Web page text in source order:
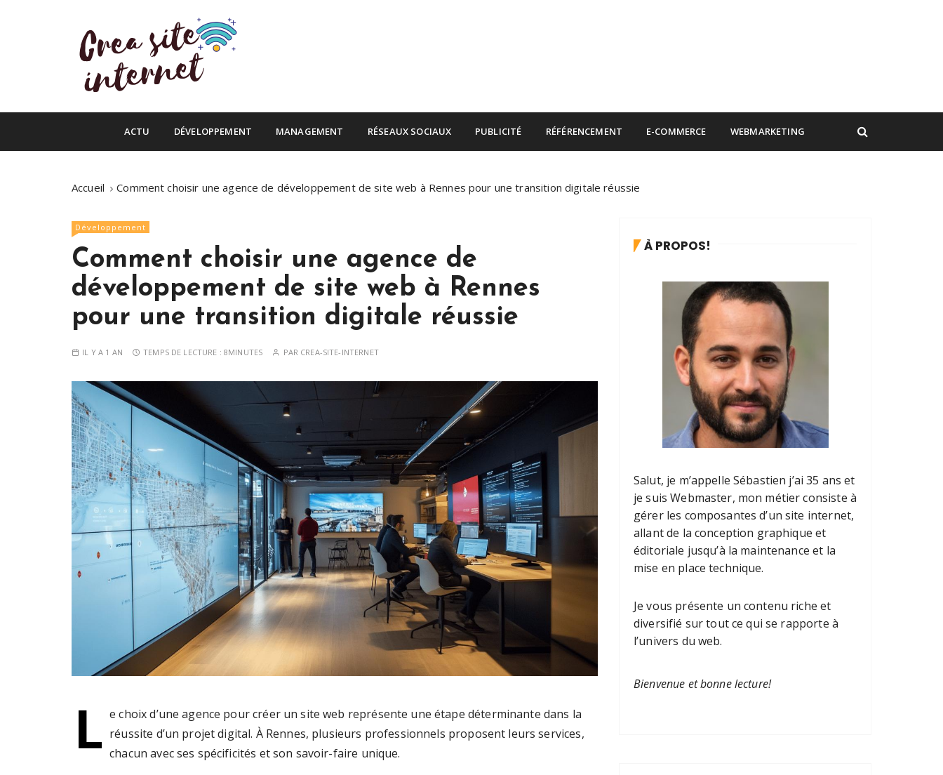
c
n
Crea site internet
Infos du web
ACTU DÉVELOPPEMENT MANAGEMENT RÉSEAUX SOCIAUX PUBLICITÉ RÉFÉRENCEMENT E-COMMERCE WEBMARKETING
Accueil Comment choisir une agence de développement de site web à Rennes pour une transition digitale réussie
Développement
Comment choisir une agence de
développement de site web à Rennes
pour une transition digitale réussie
IL Y A 1 AN TEMPS DE LECTURE : 8MINUTES PAR CREA-SITE-INTERNET
L e choix d’une agence pour créer un site web représente une étape déterminante dans la
réussite d’un projet digital. À Rennes, plusieurs professionnels proposent leurs services,
chacun avec ses spécificités et son savoir-faire unique.
À PROPOS!
Salut, je m’appelle Sébastien j’ai 35 ans et
je suis Webmaster, mon métier consiste à
gérer les composantes d’un site internet,
allant de la conception graphique et
éditoriale jusqu’à la maintenance et la
mise en place technique.
Je vous présente un contenu riche et
diversifié sur tout ce qui se rapporte à
l’univers du web.
Bienvenue et bonne lecture!